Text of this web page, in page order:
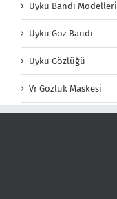
Uyku Bandı Modelleri
Uyku Göz Bandı
Uyku Gözlüğü
Vr Gözlük Maskesi